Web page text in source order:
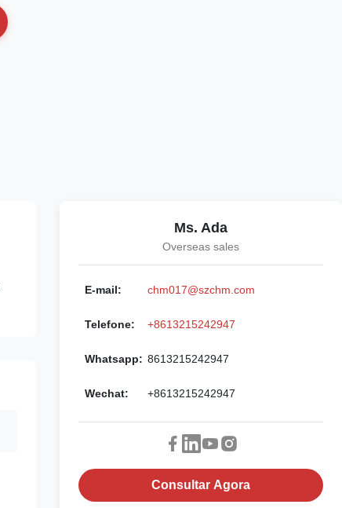
Ms. Ada
Overseas sales
E-mail: chm017@szchm.com
Telefone: +8613215242947
Whatsapp: 8613215242947
Wechat: +8613215242947
Consultar Agora